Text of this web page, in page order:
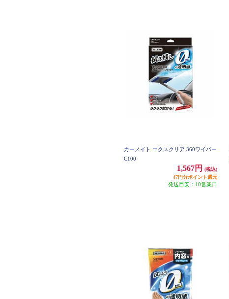
カーメイト エクスクリア 360ワイパー
C100
1,567円
(税込)
47円分ポイント還元
発送目安：10営業日